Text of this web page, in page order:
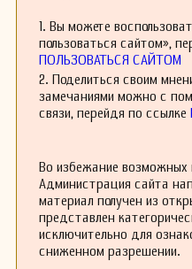
1. Вы можете
пользоваться сайтом»,
ПОЛЬЗОВАТЬСЯ САЙТОМ
2. Поделиться своим
замечаниями можно с
связи, перейдя по ссылке
Во избежание возможных
Администрация сайта
материал получен из
представлен
исключительно для
сниженном разрешении.